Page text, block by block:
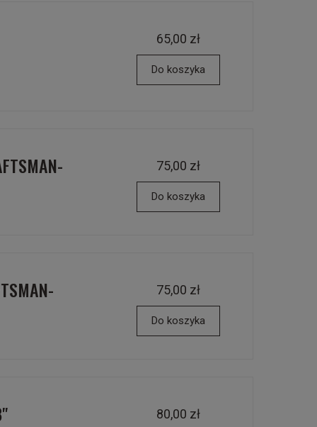
65,00 zł
Do koszyka
75,00 zł
Do koszyka
75,00 zł
Do koszyka
80,00 zł